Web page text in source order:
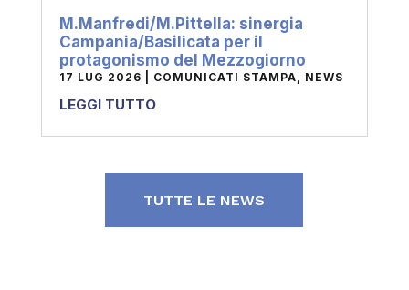
M.Manfredi/M.Pittella: sinergia
Campania/Basilicata per il
protagonismo del Mezzogiorno
17 LUG 2026 COMUNICATI STAMPA NEWS
LEGGI TUTTO
TUTTE LE NEWS